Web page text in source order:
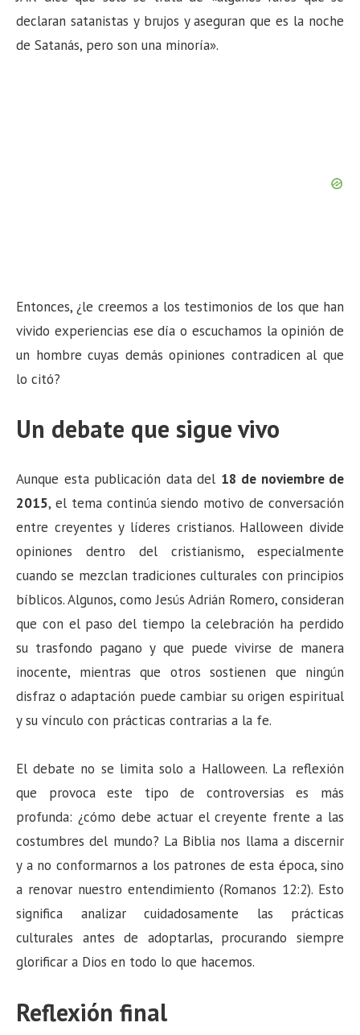
declaran satanistas y brujos y aseguran que es la noche
de Satanás, pero son una minoría».
Entonces, ¿le creemos a los testimonios de los que han
vivido experiencias ese día o escuchamos la opinión de
un hombre cuyas demás opiniones contradicen al que
lo citó?
Un debate que sigue vivo
Aunque esta publicación data del 18 de noviembre de
2015, el tema continúa siendo motivo de conversación
entre creyentes y líderes cristianos. Halloween divide
opiniones dentro del cristianismo, especialmente
cuando se mezclan tradiciones culturales con principios
bíblicos. Algunos, como Jesús Adrián Romero, consideran
que con el paso del tiempo la celebración ha perdido
su trasfondo pagano y que puede vivirse de manera
inocente, mientras que otros sostienen que ningún
disfraz o adaptación puede cambiar su origen espiritual
y su vínculo con prácticas contrarias a la fe.
El debate no se limita solo a Halloween. La reflexión
que provoca este tipo de controversias es más
profunda: ¿cómo debe actuar el creyente frente a las
costumbres del mundo? La Biblia nos llama a discernir
y a no conformarnos a los patrones de esta época, sino
a renovar nuestro entendimiento (Romanos 12:2). Esto
significa analizar cuidadosamente las prácticas
culturales antes de adoptarlas, procurando siempre
glorificar a Dios en todo lo que hacemos.
Reflexión final